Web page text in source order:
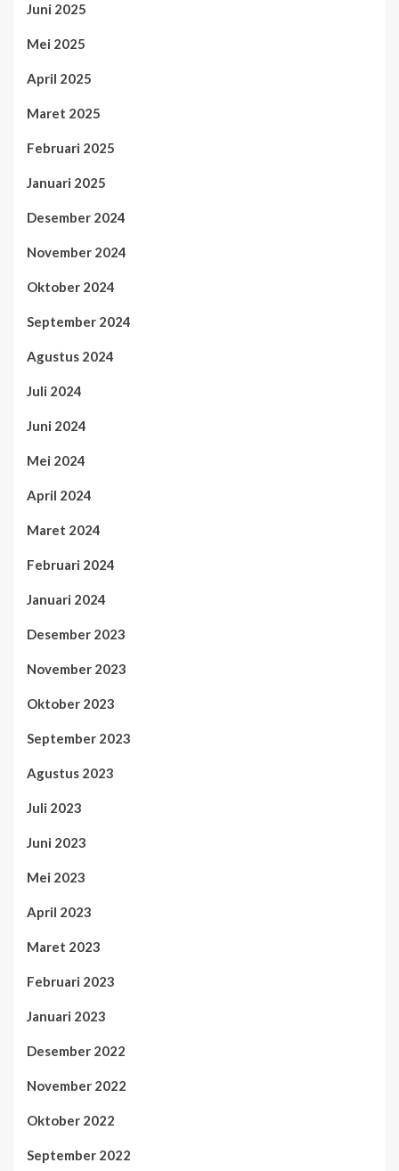
Juni 2025
Mei 2025
April 2025
Maret 2025
Februari 2025
Januari 2025
Desember 2024
November 2024
Oktober 2024
September 2024
Agustus 2024
Juli 2024
Juni 2024
Mei 2024
April 2024
Maret 2024
Februari 2024
Januari 2024
Desember 2023
November 2023
Oktober 2023
September 2023
Agustus 2023
Juli 2023
Juni 2023
Mei 2023
April 2023
Maret 2023
Februari 2023
Januari 2023
Desember 2022
November 2022
Oktober 2022
September 2022